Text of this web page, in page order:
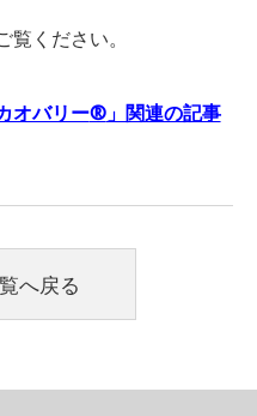
ください。
オバリー®」関連の記事
へ戻る